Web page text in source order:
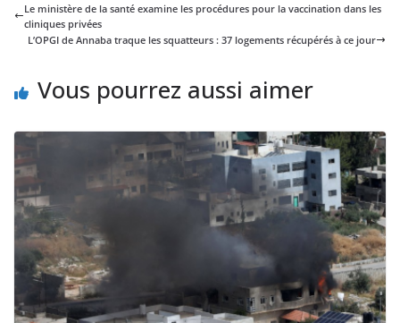
Le ministère de la santé examine les procédures pour la vaccination dans les
cliniques privées
L’OPGI de Annaba traque les squatteurs : 37 logements récupérés à ce jour
Vous pourrez aussi aimer